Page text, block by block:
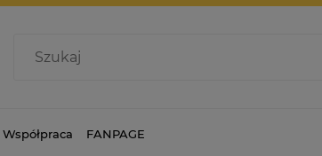
Współpraca FANPAGE